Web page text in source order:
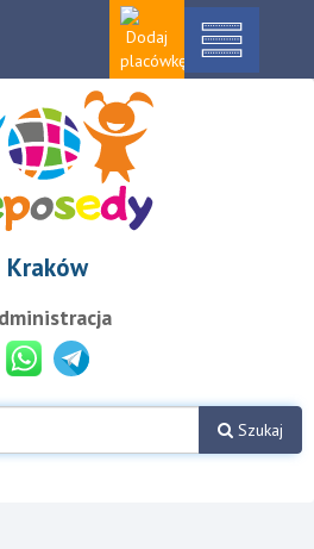
Kraków
Szukaj